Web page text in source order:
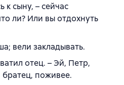
к сыну, – сейчас
ли? Или вы отдохнуть
вели закладывать.
отец. – Эй, Петр,
поживее.